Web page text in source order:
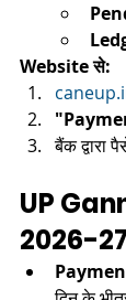
Website से:
बैंक द्वारा
UP
2026-